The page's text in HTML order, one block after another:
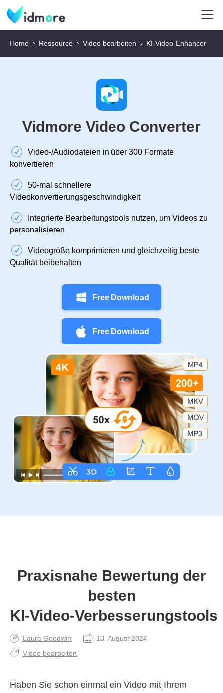
Home Ressource Video bearbeiten KI‑Video‑Enhancer
Vidmore Video Converter
Video‑/Audiodateien in über 300 Formate
konvertieren
50‑mal schnellere
Videokonvertierungsgeschwindigkeit
Integrierte Bearbeitungstools nutzen, um Videos zu
personalisieren
Videogröße komprimieren und gleichzeitig beste
Qualität beibehalten
Free Download
Free Download
Praxisnahe Bewertung der
besten
KI‑Video‑Verbesserungstools
Laura Goodwin
13. August 2024
Video bearbeiten
Haben Sie schon einmal ein Video mit Ihrem